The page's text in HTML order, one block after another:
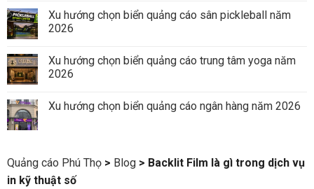
Xu hướng chọn biển quảng cáo sân pickleball năm
2026
Xu hướng chọn biển quảng cáo trung tâm yoga năm
2026
Xu hướng chọn biển quảng cáo ngân hàng năm 2026
Quảng cáo Phú Thọ > Blog > Backlit Film là gì trong dịch vụ
in kỹ thuật số